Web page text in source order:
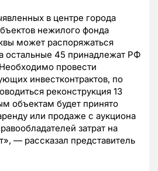
в центре города
нежилого фонда
может распоряжаться
остальные 45 принадлежат РФ
провести
инвестконтрактов, по
реконструкция 13
объектам будет принято
или продаже с аукциона
затрат на
— рассказал представитель